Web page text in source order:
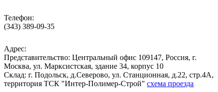
Телефон:
(343) 389-09-35
Адрес:
Представительство: Центральный офис 109147, Россия, г.
Москва, ул. Марксистская, здание 34, корпус 10
Cклад: г. Подольск, д.Северово, ул. Станционная, д.22, стр.4А,
территория ТСК "Интер-Полимер-Строй" схема проезда